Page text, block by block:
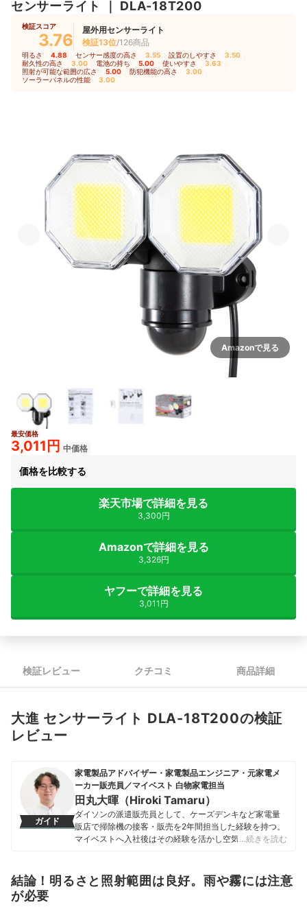
センサーライト DLA-18T200
検証スコア
3.76
屋外用センサーライト
検証13位/126商品
明るさ 4.88 センサー感度の高さ 3.55 設置のしやすさ 3.50
耐久性の高さ 3.00 電池の持ち 5.00 使いやすさ 3.63
照射が可能な範囲の広さ 5.00 防犯機能の高さ 3.00
ソーラーパネルの性能 3.00
Amazonで見る
最安価格
3,011円 中価格
価格を比較する
楽天市場で詳細を見る
3,300円
Amazonで詳細を見る
3,326円
ヤフーで詳細を見る
3,011円
検証レビュー クチコミ 商品詳細
大進 センサーライト DLA-18T200の検証
レビュー
ガイド
家電製品アドバイザー・家電製品エンジニア・元家電メ
ーカー販売員／マイベスト 白物家電担当
田丸大暉（Hiroki Tamaru）
ダイソンの派遣販売員として、ケーズデンキなど家電量
販店で掃除機の接客・販売を2年間担当した経験を持つ。
マイベストへ入社後はその経験を活かし空気清浄機・除
ガイドを担当し、日立やシャープ、パナソニックなどの
総合家電メーカーから、ダイニチ工業・Sharkなどの専門
…続きを読む
結論！明るさと照射範囲は良好。雨や霧には注意
が必要